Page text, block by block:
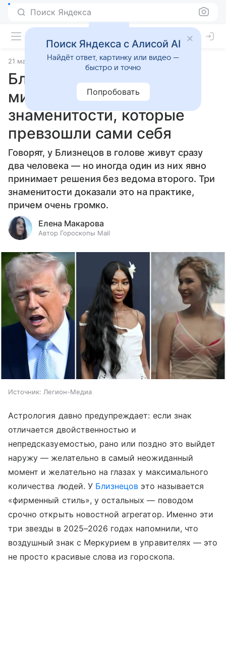
Поиск Яндекса
21 мая 2026 Источник:Гороскопы Mail Статьи
Близнецы, поставившие
мир в тупик: три
знаменитости, которые
превзошли сами себя
Говорят, у Близнецов в голове живут сразу
два человека — но иногда один из них явно
принимает решения без ведома второго. Три
знаменитости доказали это на практике,
причем очень громко.
Елена Макарова
Автор Гороскопы Mail
Источник: Легион-Медиа
Астрология давно предупреждает: если знак
отличается двойственностью и
непредсказуемостью, рано или поздно это выйдет
наружу — желательно в самый неожиданный
момент и желательно на глазах у максимального
количества людей. УБлизнецов это называется
«фирменный стиль», у остальных — поводом
срочно открыть новостной агрегатор. Именно эти
три звезды в 2025–2026 годах напомнили, что
воздушный знак с Меркурием в управителях — это
не просто красивые слова из гороскопа.
Поиск Яндекса с Алисой AI
Найдёт ответ, картинку или видео —
быстро и точно
Попробовать